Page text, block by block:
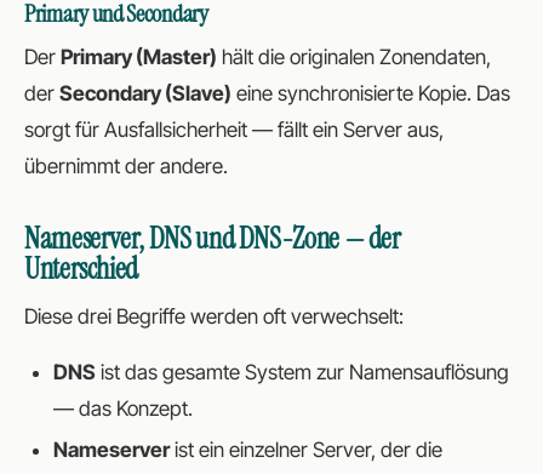
Primary und Secondary
Der Primary (Master) hält die originalen Zonendaten,
der Secondary (Slave) eine synchronisierte Kopie. Das
sorgt für Ausfallsicherheit — fällt ein Server aus,
übernimmt der andere.
Nameserver, DNS und DNS-Zone — der
Unterschied
Diese drei Begriffe werden oft verwechselt:
DNS ist das gesamte System zur Namensauflösung
— das Konzept.
Nameserverist ein einzelner Server, der die